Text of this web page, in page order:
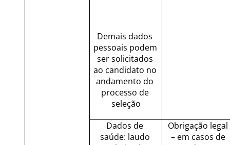
Demais dados
pessoais podem
ser solicitados
ao candidato no
andamento do
processo de
seleção
Dados de
saúde: laudo
Obrigação legal
– em casos de